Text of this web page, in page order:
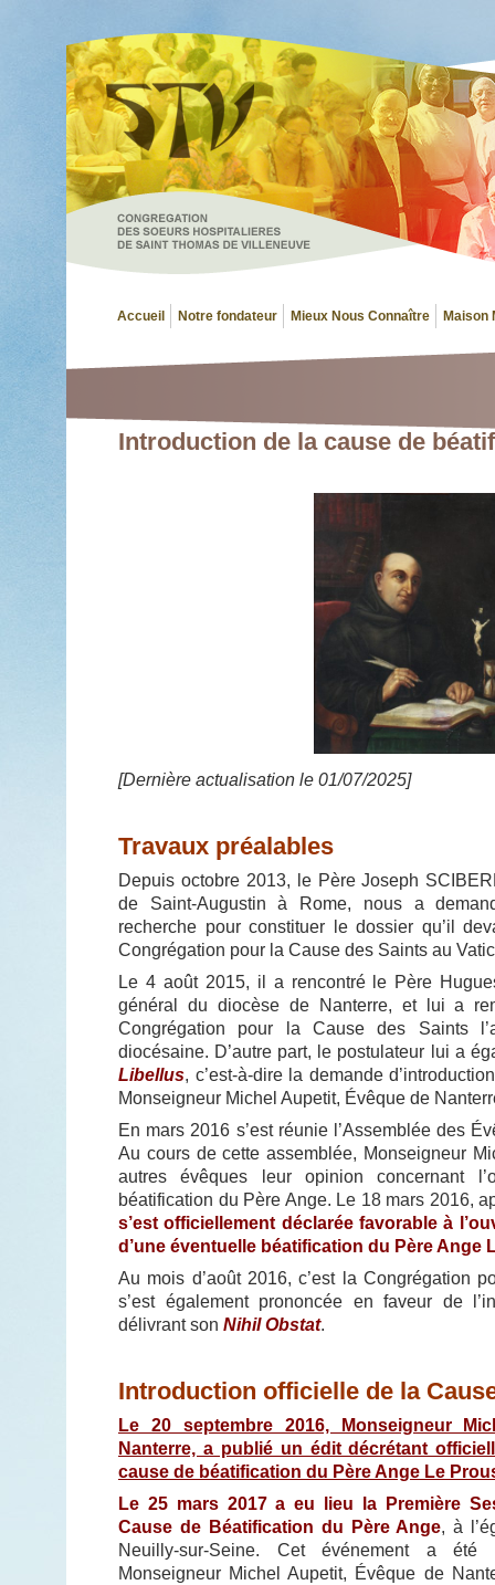
Accueil Notre fondateur Mieux Nous Connaître Maison
Introduction de la cause de
[Dernière actualisation le 01/07/2025]
Travaux préalables
Depuis octobre 2013, le Père Joseph
de Saint-Augustin à Rome, nous a
recherche pour constituer le dossier qu’il
Congrégation pour la Cause des Saints au
Le 4 août 2015, il a rencontré le Père
général du diocèse de Nanterre, et lui a
Congrégation pour la Cause des Saints
diocésaine. D’autre part, le postulateur lui a
Libellus, c’est-à-dire la demande
Monseigneur Michel Aupetit, Évêque de
En mars 2016 s’est réunie l’Assemblée des
Au cours de cette assemblée, Monseigneur
autres évêques leur opinion concernant
béatification du Père Ange. Le 18 mars 2016,
s’est officiellement déclarée favorable à
d’une éventuelle béatification du Père Ange
Au mois d’août 2016, c’est la Congrégation
s’est également prononcée en faveur de
délivrant son Nihil Obstat.
Introduction officielle de la
Le 20 septembre 2016, Monseigneur
Nanterre, a publié un édit décrétant
cause de béatification du Père Ange Le
Le 25 mars 2017 a eu lieu la Première
Cause de Béatification du Père Ange, à
Neuilly-sur-Seine. Cet événement a
Monseigneur Michel Aupetit, Évêque de